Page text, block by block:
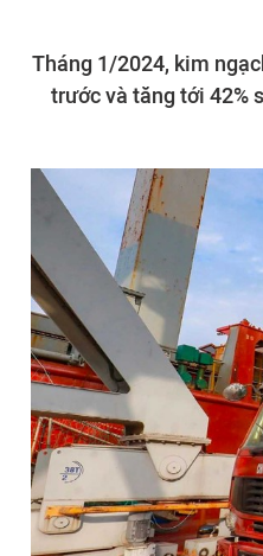
Tháng 1/2024, kim
trước và tăng tới 42%